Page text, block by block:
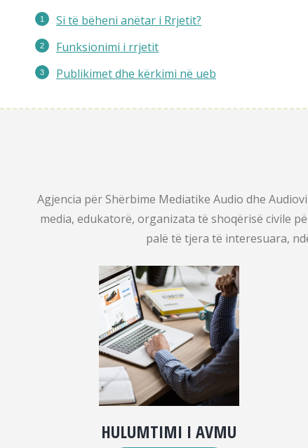
Si të bëheni anëtar i Rrjetit?
Funksionimi i rrjetit
Publikimetdhe kërkimi në ueb
Agjencia për Shërbime Mediatike Audio dhe
media, edukatorë, organizata të shoqërisë civile
palë të tjera të interesuara,
HULUMTIMI I AVMU